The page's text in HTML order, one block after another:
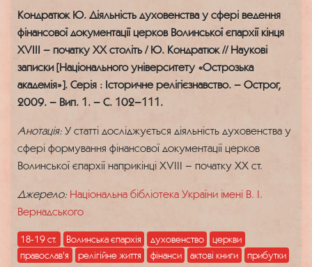
Кондратюк Ю. Діяльність духовенства у сфері ведення
фінансової документації церков Волинської єпархії кінця
ХVІІІ – початку ХХ століть / Ю. Кондратюк // Наукові
записки [Національного університету «Острозька
академія»]. Серія : Історичне релігієзнавство. – Острог,
2009. – Вип. 1. – С. 102–111.
Анотація: У статті досліджується діяльність духовенства у
сфері формування фінансової документації церков
Волинської єпархії наприкінці ХVІІІ – початку ХХ ст.
Джерело: Національна бібліотека України імені В. І.
Вернадського
18-19 ст. Волинська єпархія духовенство
церкви
православ'я
релігійне життя фінанси актові книги прибутки